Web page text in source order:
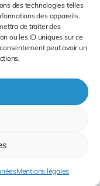
des technologies telles
des appareils.
de traiter des
ou les ID uniques sur ce
peut avoir un
Mentions légales